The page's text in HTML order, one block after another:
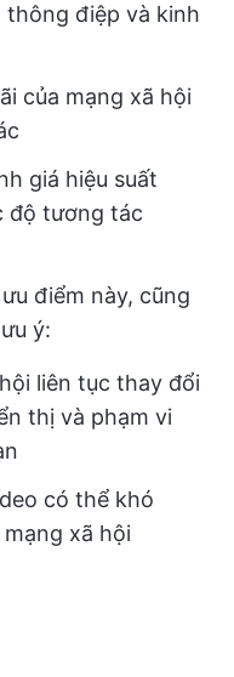
điệp và kinh
của mạng xã hội
giá hiệu suất
độ tương tác
điểm này, cũng
ý:
liên tục thay đổi
thị và phạm vi
có thể khó
xã hội